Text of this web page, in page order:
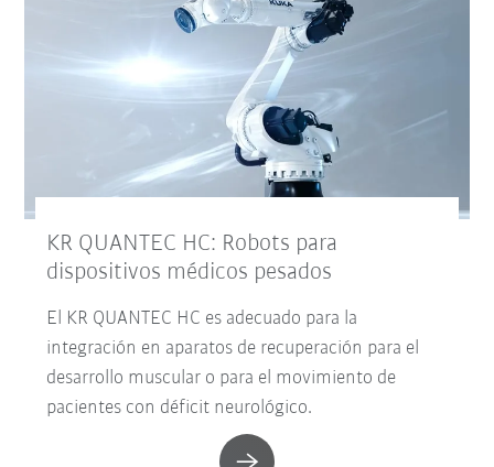
KR QUANTEC HC: Robots para
dispositivos médicos pesados
El KR QUANTEC HC es adecuado para la
integración en aparatos de recuperación para el
desarrollo muscular o para el movimiento de
pacientes con déficit neurológico.